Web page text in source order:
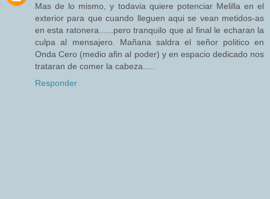
Mas de lo mismo, y todavia quiere potenciar Melilla en el
exterior para que cuando lleguen aqui se vean metidos-as
en esta ratonera......pero tranquilo que al final le echaran la
culpa al mensajero. Mañana saldra el señor politico en
Onda Cero (medio afin al poder) y en espacio dedicado nos
trataran de comer la cabeza.....
Responder